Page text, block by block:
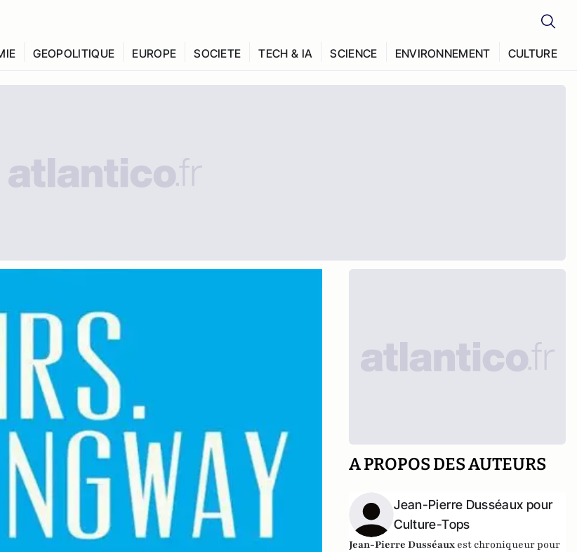
GEOPOLITIQUE EUROPE SOCIETE TECH & IA SCIENCE ENVIRONNEMENT CULTURE
A PROPOS DES AUTEURS
Jean-Pierre Dusséaux pour
Culture-Tops
Jean-Pierre Dusséaux est chroniqueur pour